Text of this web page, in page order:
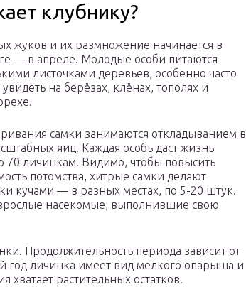
клубнику?
жуков и их размножение начинается в
— в апреле. Молодые особи питаются
листочками деревьев, особенно часто
на берёзах, клёнах, тополях и
самки занимаются откладыванием в
яиц. Каждая особь даст жизнь
70 личинкам. Видимо, чтобы повысить
потомства, хитрые самки делают
кучами — в разных местах, по 5-20 штук.
насекомые, выполнившие свою
Продолжительность периода зависит от
личинка имеет вид мелкого опарыша и
растительных остатков.